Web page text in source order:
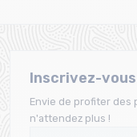
Inscrivez-
Envie de profiter des
n'attendez plus !